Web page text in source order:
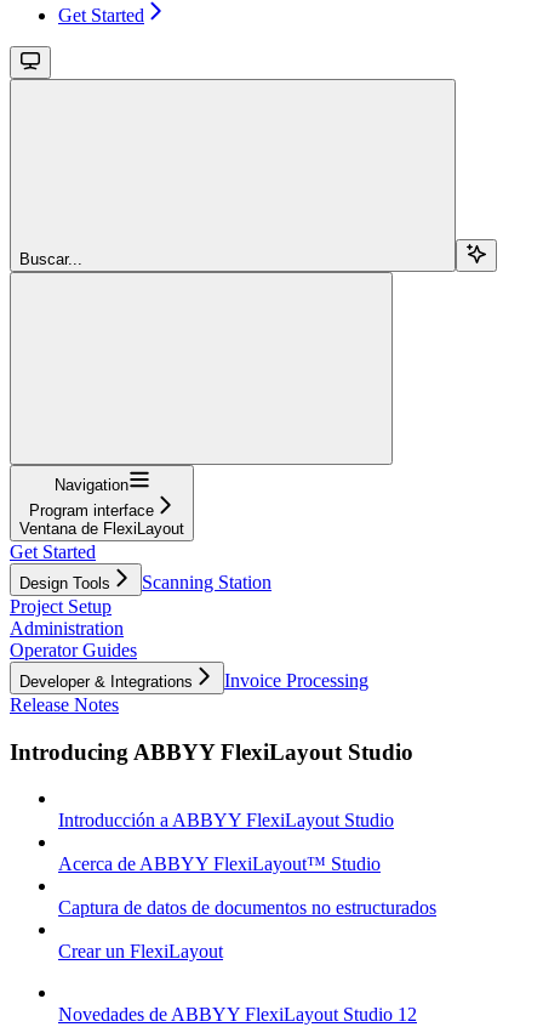
Get Started
Buscar...
Navigation
Program interface
Ventana de FlexiLayout
Get Started
Design Tools
Scanning Station
Project Setup
Administration
Operator Guides
Developer & Integrations
Invoice Processing
Release Notes
Introducing ABBYY FlexiLayout Studio
Introducción a ABBYY FlexiLayout Studio
Acerca de ABBYY FlexiLayout™ Studio
Captura de datos de documentos no estructurados
Crear un FlexiLayout
Novedades de ABBYY FlexiLayout Studio 12